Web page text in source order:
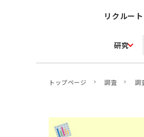
リクルー
研究
トップページ 調査 調